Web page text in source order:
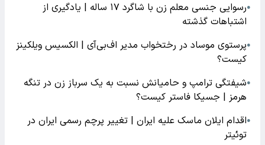
●
رسوایی جنسی معلم زن با شاگرد ۱۷ ساله | یادگیری از
اشتباهات گذشته
●پرستوی موساد در رختخواب مدیر اف‌بی‌آی | الکسیس ویلکینز
کیست؟
●شیفتگی ترامپ و حامیانش نسبت به یک سرباز زن در تنگه
هرمز | جسیکا فاستر کیست؟
●اقدام ایلان ماسک علیه ایران | تغییر پرچم رسمی ایران در
توئیتر